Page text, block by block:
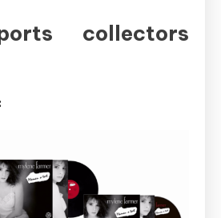
collectors